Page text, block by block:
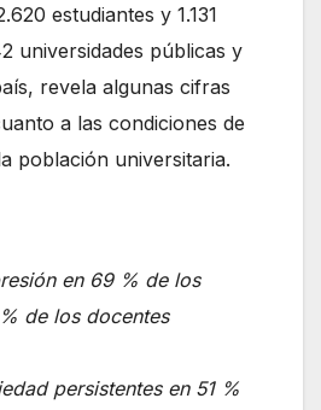
estudiantes y 1.131
universidades públicas y
revela algunas cifras
a las condiciones de
población universitaria.
en 69 % de los
de los docentes
persistentes en 51 %